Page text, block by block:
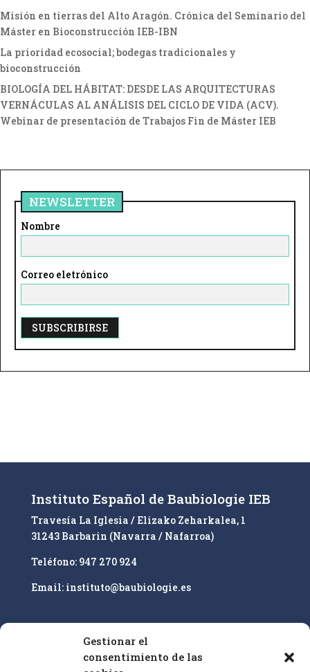
Gestionar el
consentimiento de las
Misión en tierras del Alto Aragón. Crónica del Seminario del
Máster en Bioconstrucción IEB-IBN
La prioridad ecosocial; bodegas tradicionales y
bioconstrucción
BIOLOGÍA DEL HÁBITAT: DESDE LAS ARQUITECTURAS
VERNÁCULAS AL ANÁLISIS DEL CICLO DE VIDA (ACV).
Webinar de presentación de Trabajos Fin de Máster IEB
NEWSLETTER
Nombre
Correo eletrónico
a
Instituto Español de Baubiologie IEB
Travesía La Iglesia / Elizako Zeharkalea, 1
31243 Barbarin (Navarra / Nafarroa)
Teléfono: 947 270 924
Email: instituto@baubiologie.es
Nuestro enfoque es la educación superior y la